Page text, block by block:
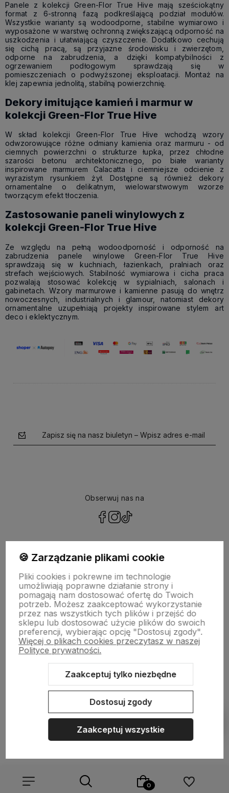
Panele z kolekcji Green-Flor True Hive mają sześciokątny
format z 6-stronną fazą podkreślającą podział modułów.
Wszystkie warianty są wodoodporne, stabilne wymiarowo i
wyposażone w warstwę ochronną zwiększającą odporność na
uszkodzenia i ułatwiającą czyszczenie. Dodatkowo cechują
się cichą pracą, są przyjazne środowisku i zwierzętom,
odporne na zabrudzenia, a dzięki kompatybilności z
ogrzewaniem podłogowym sprawdzają się w
pomieszczeniach o podwyższonej eksploatacji. Montaż na
klej zapewnia jednolitą, stabilną powierzchnię.
Dekory imitujące kamień i marmur w
kolekcji Green-Flor True Hive
W skład kolekcji Green-Flor True Hive wchodzą wzory
odwzorowujące różne odmiany kamienia oraz marmuru - od
ciemnych powierzchni o strukturze łupka, przez chłodne
szarości betonu architektonicznego, po białe warianty
inspirowane marmurem Calacatta i ciemniejsze odcienie z
wyrazistym rysunkiem żył. Dostępne są również dekory
ornamentalne o delikatnym, wielowarstwowym wzorze
tworzącym efekt tłoczenia.
Zastosowanie paneli winylowych z
kolekcji Green-Flor True Hive
Ze względu na pełną wodoodporność i odporność na
zabrudzenia panele winylowe Green-Flor True Hive
sprawdzają się w kuchniach, łazienkach, pralniach oraz
strefach wejściowych. Stabilność wymiarowa i cicha praca
pozwalają stosować kolekcję w sypialniach, salonach i
gabinetach. Wzory marmurowe i kamienne pasują do wnętrz
nowoczesnych, industrialnych i glamour, natomiast dekory
ornamentalne uzupełniają projekty inspirowane stylem art
deco i eklektycznym.
Zapisz się na nasz biuletyn – Wpisz adres e-mail
Obserwuj nas na
NASZA SELEKCJA
POMOC
KONTO
Sklep internetowy Shoper.pl Szablon Shoper Modern 3.0™
GrowCommerce
🍪 Zarządzanie plikami cookie
Pliki cookies i pokrewne im technologie
umożliwiają poprawne działanie strony i
pomagają nam dostosować ofertę do Twoich
potrzeb. Możesz zaakceptować wykorzystanie
przez nas wszystkich tych plików i przejść do
sklepu lub dostosować użycie plików do swoich
preferencji, wybierając opcję "Dostosuj zgody".
Więcej o plikach cookies przeczytasz w naszej
Polityce prywatności.
Zaakceptuj tylko niezbędne
Dostosuj zgody
Zaakceptuj wszystkie